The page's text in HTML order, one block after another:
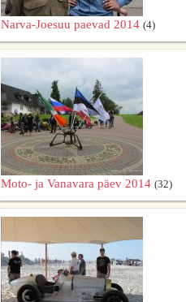
Narva-Joesuu paevad 2014 (4)
Moto- ja Vanavara päev 2014 (32)